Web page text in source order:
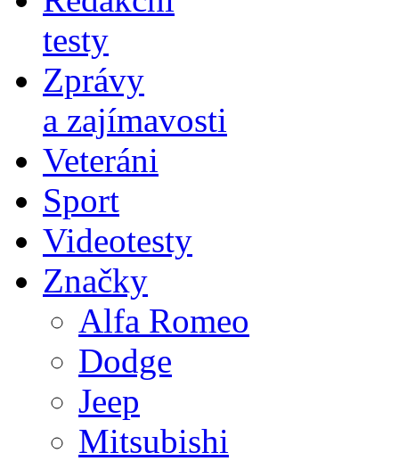
testy
Zprávy
a zajímavosti
Veteráni
Sport
Videotesty
Značky
Alfa Romeo
Dodge
Jeep
Mitsubishi